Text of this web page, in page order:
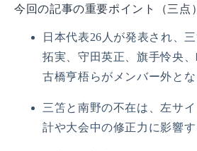
今回の記事の重要ポイント（三点）
日本代表26人が発表され、
拓実、守田英正、旗手怜央、
古橋亨梧らがメンバー外とな
三笘と南野の不在は、左サ
計や大会中の修正力に影響す